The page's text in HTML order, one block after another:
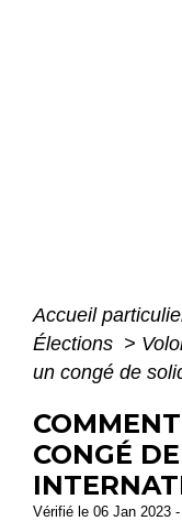
Accueil
Élections >
un congé de
CONGÉ
Vérifié le 06 Jan 2023